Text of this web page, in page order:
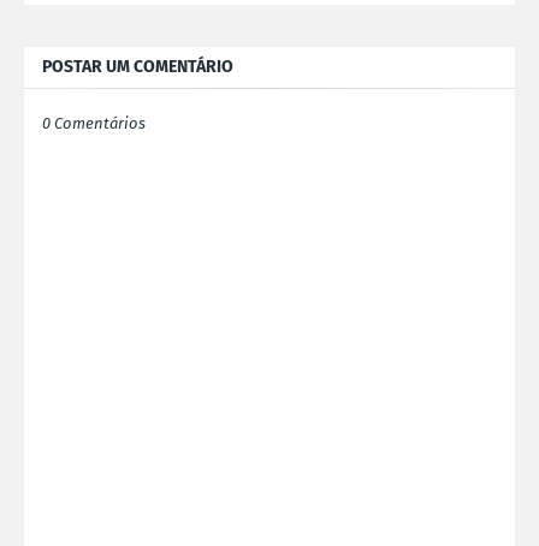
POSTAR UM COMENTÁRIO
0 Comentários